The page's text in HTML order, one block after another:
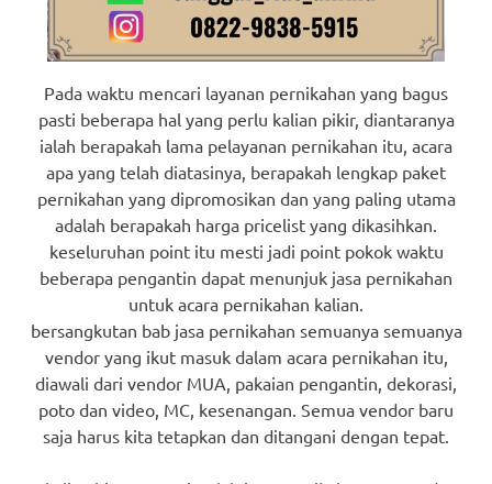
Pada waktu mencari layanan pernikahan yang bagus
pasti beberapa hal yang perlu kalian pikir, diantaranya
ialah berapakah lama pelayanan pernikahan itu, acara
apa yang telah diatasinya, berapakah lengkap paket
pernikahan yang dipromosikan dan yang paling utama
adalah berapakah harga pricelist yang dikasihkan.
keseluruhan point itu mesti jadi point pokok waktu
beberapa pengantin dapat menunjuk jasa pernikahan
untuk acara pernikahan kalian.
bersangkutan bab jasa pernikahan semuanya semuanya
vendor yang ikut masuk dalam acara pernikahan itu,
diawali dari vendor MUA, pakaian pengantin, dekorasi,
poto dan video, MC, kesenangan. Semua vendor baru
saja harus kita tetapkan dan ditangani dengan tepat.